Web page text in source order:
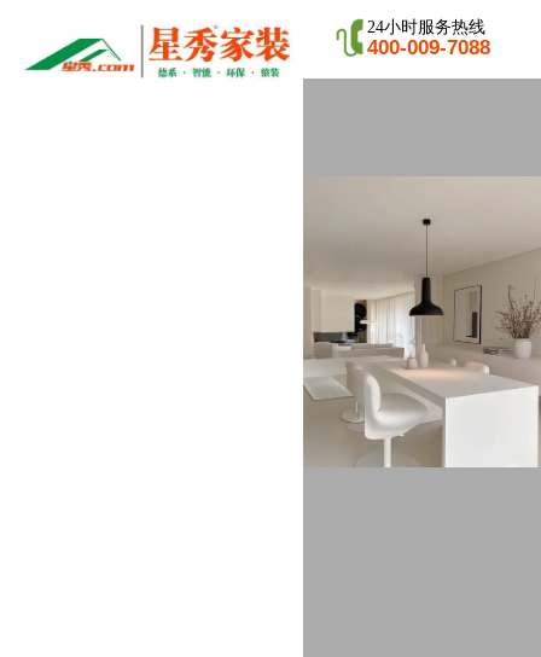
24小时服务热线
400-009-7088